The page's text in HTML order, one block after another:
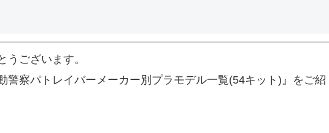
うございます。
警察パトレイバーメーカー別プラモデル一覧(54キット)』をご紹